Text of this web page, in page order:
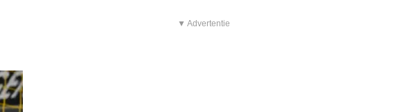
▼ Advertentie